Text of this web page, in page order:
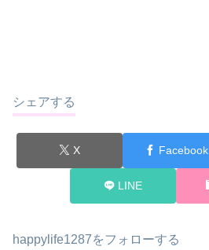
シェアする
X Facebook
LINE
happylife1287をフォローする